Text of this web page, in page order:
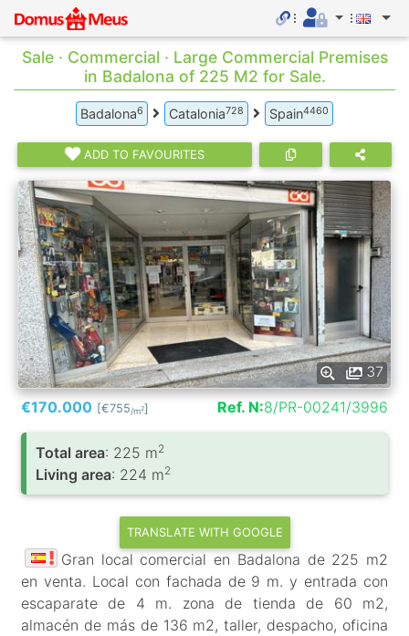
Sale · Commercial · Large Commercial Premises
in Badalona of 225 M2 for Sale.
Badalona6 Catalonia728 Spain4460
ADD TO FAVOURITES
37
€170.000 [€755/m2] Ref. N:8/PR-00241/3996
Total area: 225 m2
Living area: 224 m2
TRANSLATE WITH GOOGLE
Gran local comercial en Badalona de 225 m2
en venta. Local con fachada de 9 m. y entrada con
escaparate de 4 m. zona de tienda de 60 m2,
almacén de más de 136 m2, taller, despacho, oficina